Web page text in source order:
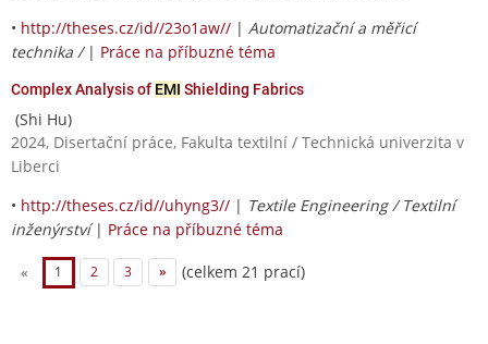
• http://theses.cz/id//23o1aw// | Automatizační a měřicí
technika / | Práce na příbuzné téma
Complex Analysis of EMI Shielding Fabrics
(Shi Hu)
2024, Disertační práce, Fakulta textilní / Technická univerzita v
Liberci
• http://theses.cz/id//uhyng3// | Textile Engineering / Textilní
inženýrství| Práce na příbuzné téma
« 1 2 3 » (celkem 21 prací)